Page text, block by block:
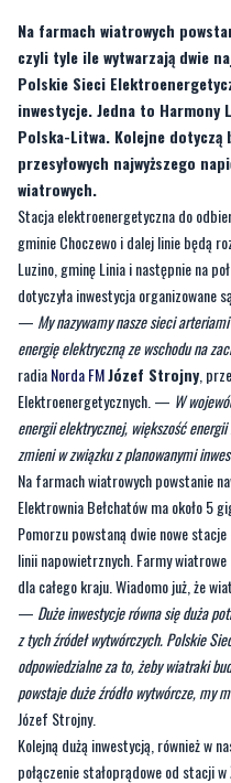
inwestycje. Jedna to Harmony
Polska-Litwa. Kolejne
przesyłowych najwyższego
wiatrowych.
Stacja elektroenergetyczna do
gminie Choczewo i dalej linie będą
Luzino, gminę Linia i następnie na
dotyczyła inwestycja organizowane
—My nazywamy nasze sieci
energię elektryczną ze wschodu na
radiaNorda FMJózef Strojny,
Elektroenergetycznych. —W
energii elektrycznej, większość energii
zmieni w związku z planowanymi
Na farmach wiatrowych powstanie
Elektrownia Bełchatów ma około 5
Pomorzu powstaną dwie nowe
linii napowietrznych. Farmy
dla całego kraju. Wiadomo już, że
—Duże inwestycje równa się duża
z tych źródeł wytwórczych. Polskie
odpowiedzialne za to, żeby wiatraki
powstaje duże źródło wytwórcze, my
Józef Strojny.
Kolejną dużą inwestycją, również w
połączenie stałoprądowe od stacji
—Jest to projekt dość
rozmawialiśmy z właścicielami
gminy Krokowa. Planujemy, że